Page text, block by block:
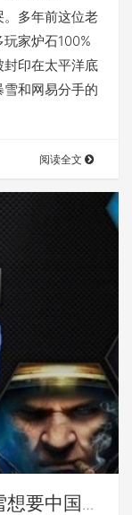
多年前这位老
家炉石100%
印在太平洋底
和网易分手的
阅读全文
要中国百